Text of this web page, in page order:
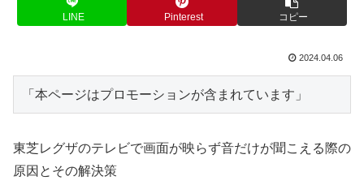
LINE Pinterest コピー
2024.04.06
「本ページはプロモーションが含まれています」
東芝レグザのテレビで画面が映らず音だけが聞こえる際の
原因とその解決策